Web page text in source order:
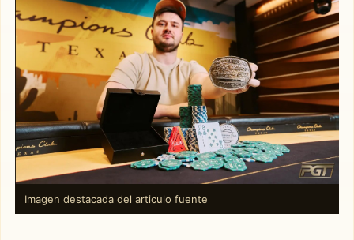
Imagen destacada del articulo fuente